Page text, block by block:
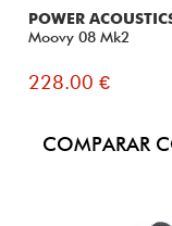
POWER
Moovy 08 Mk2
228.00 €
COMPARAR